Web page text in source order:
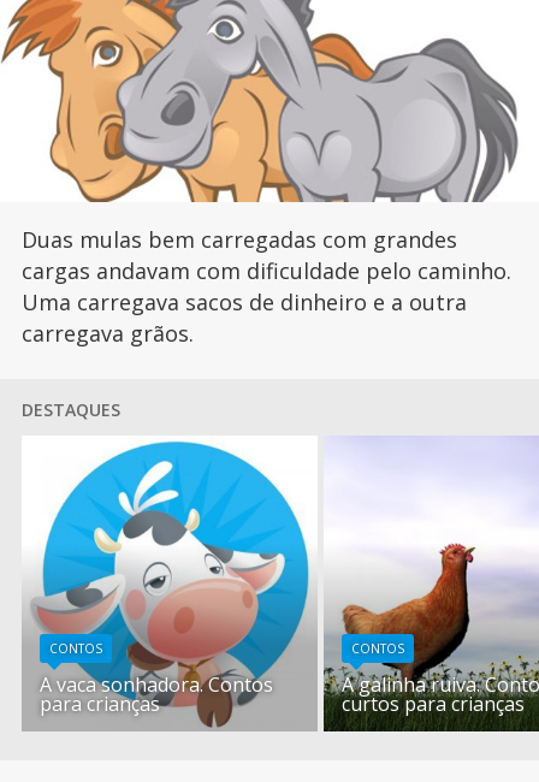
Duas mulas bem carregadas com grandes
cargas andavam com dificuldade pelo caminho.
Uma carregava sacos de dinheiro e a outra
carregava grãos.
DESTAQUES
CONTOS
A vaca sonhadora. Contos
para crianças
CONTOS
A galinha ruiva.
curtos para crianças